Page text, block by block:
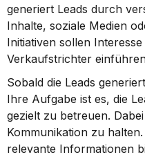
generiert Leads durch
Inhalte, soziale Medien
Initiativen sollen
Verkaufstrichter
Sobald die Leads
Ihre Aufgabe ist es, die
gezielt zu betreuen.
Kommunikation zu
relevante Informationen